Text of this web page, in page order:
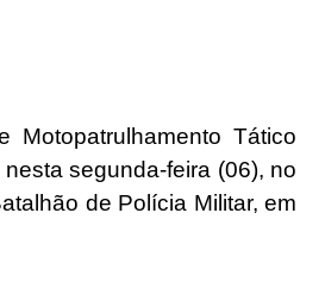
Motopatrulhamento Tático
segunda-feira (06), no
de Polícia Militar, em